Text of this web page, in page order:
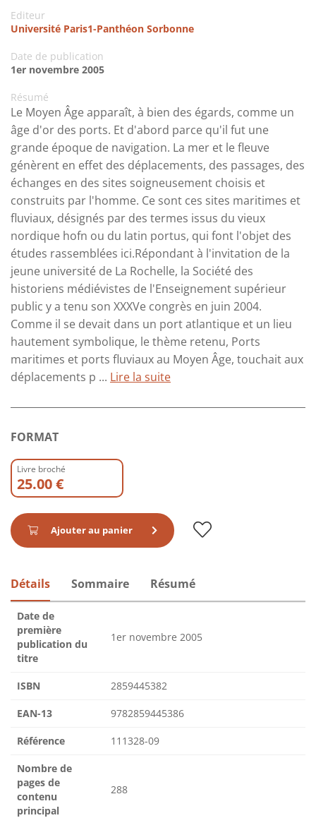
Editeur
Université Paris1-Panthéon Sorbonne
Date de publication
1er novembre 2005
Résumé
Le Moyen Âge apparaît, à bien des égards, comme un
âge d'or des ports. Et d'abord parce qu'il fut une
grande époque de navigation. La mer et le fleuve
génèrent en effet des déplacements, des passages, des
échanges en des sites soigneusement choisis et
construits par l'homme. Ce sont ces sites maritimes et
fluviaux, désignés par des termes issus du vieux
nordique hofn ou du latin portus, qui font l'objet des
études rassemblées ici.Répondant à l'invitation de la
jeune université de La Rochelle, la Société des
historiens médiévistes de l'Enseignement supérieur
public y a tenu son XXXVe congrès en juin 2004.
Comme il se devait dans un port atlantique et un lieu
hautement symbolique, le thème retenu, Ports
maritimes et ports fluviaux au Moyen Âge, touchait aux
déplacements p ... Lire la suite
FORMAT
Livre broché
25.00 €
Ajouter au panier
Détails Sommaire Résumé
Date de
première
publication du
titre
1er novembre 2005
ISBN 2859445382
EAN-13 9782859445386
Référence 111328-09
Nombre de
pages de
contenu
principal
288